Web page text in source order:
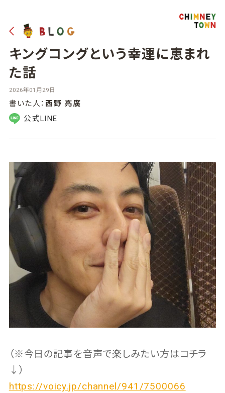
キングコングという幸運に恵まれ
た話
2026年01月29日
書いた人： 西野 亮廣
公式LINE
（※今日の記事を音声で楽しみたい方はコチラ
↓）
https://voicy.jp/channel/941/7500066